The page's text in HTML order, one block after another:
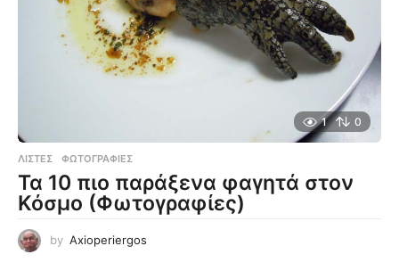
1 0
ΛΊΣΤΕΣ ,ΦΩΤΟΓΡΑΦΊΕΣ
Τα 10 πιο παράξενα φαγητά στον
Κόσμο (Φωτογραφίες)
by Axioperiergos